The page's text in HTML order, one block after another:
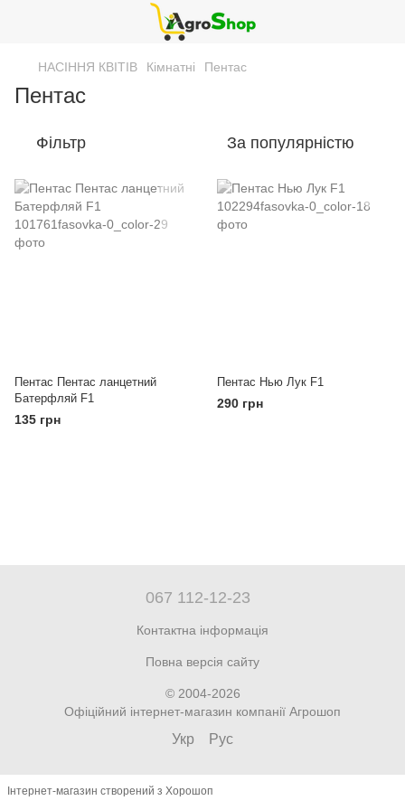
НАСІННЯ КВІТІВ Кімнатні Пентас
Пентас
Фільтр За популярністю
Пентас Пентас ланцетний
Батерфляй F1
135 грн
Пентас Нью Лук F1
290 грн
067 112-12-23
Контактна інформація
Повна версія сайту
© 2004-2026
Офіційний інтернет-магазин компанії Агрошоп
Укр Рус
Інтернет-магазин створений з Хорошоп